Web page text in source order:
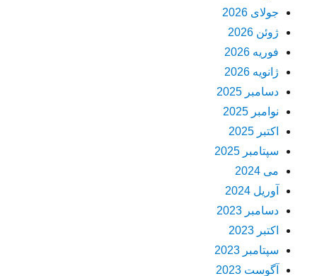
جولای 2026
ژوئن 2026
فوریه 2026
ژانویه 2026
دسامبر 2025
نوامبر 2025
اکتبر 2025
سپتامبر 2025
می 2024
آوریل 2024
دسامبر 2023
اکتبر 2023
سپتامبر 2023
آگوست 2023